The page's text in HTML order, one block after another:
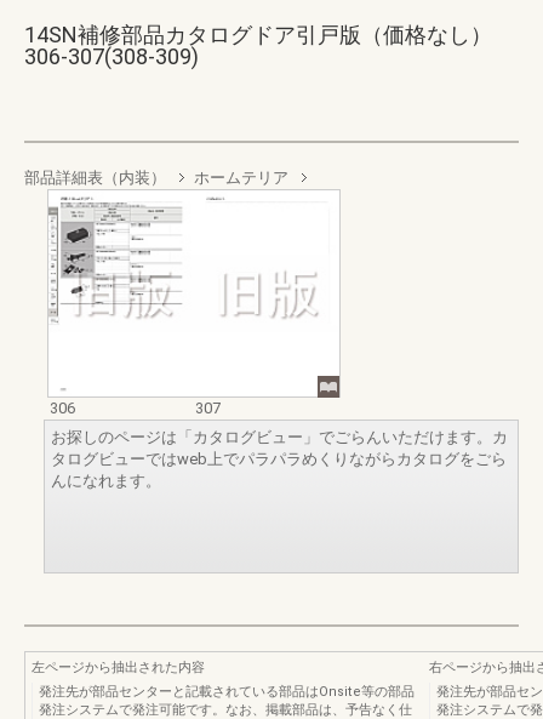
14SN補修部品カタログドア引戸版（価格なし）
306-307(308-309)
部品詳細表（内装） ホームテリア
306
307
お探しのページは「カタログビュー」でごらんいただけます。カ
タログビューではweb上でパラパラめくりながらカタログをごら
んになれます。
左ページから抽出された内容
発注先が部品センターと記載されている部品はOnsite等の部品
発注システムで発注可能です。なお、掲載部品は、予告なく仕
右ページから抽出
発注先が部品セ
発注システムで